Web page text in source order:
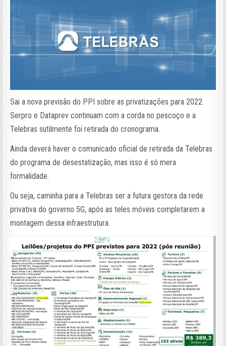
Sai a nova previsão do PPI sobre as privatizações para 2022.
Serpro e Dataprev continuam com a corda no pescoço e a
Telebras sutilmente foi retirada do cronograma.
Ainda deverá haver o comunicado oficial de retirada da Telebras
do programa de desestatização, mas isso é só mera
formalidade.
Ou seja, caminha para a Telebras ser a futura gestora da rede
privativa do governo 5G, após as teles móveis completarem a
montagem dessa infraestrutura.